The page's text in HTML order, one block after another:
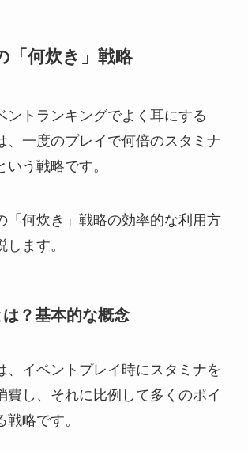
「何炊き」戦略
ントランキングでよく耳にする
、一度のプレイで何倍のスタミナ
う戦略です。
「何炊き」戦略の効率的な利用方
ます。
は？基本的な概念
、イベントプレイ時にスタミナを
費し、それに比例して多くのポイ
略です。